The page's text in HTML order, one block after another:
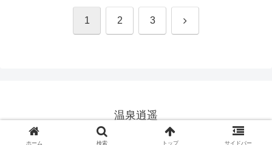
1 2 3 次
温泉逍遥
© 2025 温泉逍遥.
ホーム 検索 トップ サイドバー